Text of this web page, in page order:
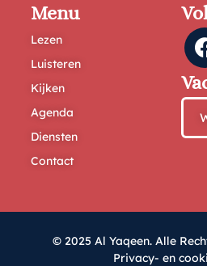
Menu
Lezen
Luisteren
Kijken
Agenda
Diensten
Contact
© 2025 Al Yaqeen. Alle
Privacy- en